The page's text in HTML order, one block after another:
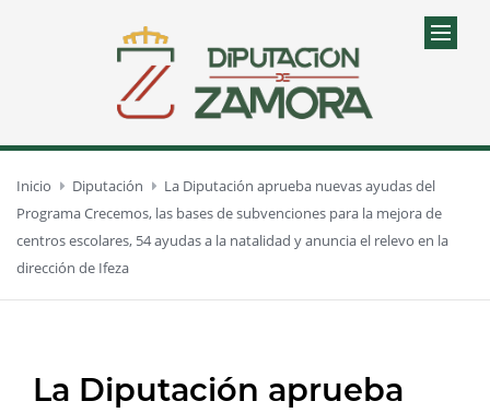
Inicio Diputación
La Diputación aprueba nuevas ayudas del
Programa Crecemos, las bases de subvenciones para la mejora de
centros escolares, 54 ayudas a la natalidad y anuncia el relevo en la
dirección de Ifeza
La Diputación aprueba